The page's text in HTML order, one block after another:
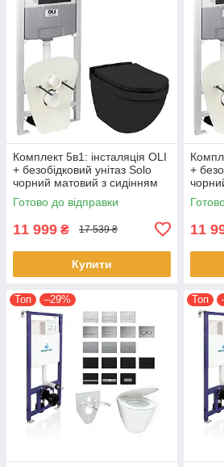
Комплект 5в1: інсталяція OLI
+ безобідковий унітаз Solo
чорний матовий з сидінням
Soft-Close + клавіша чорна
матова
Готово до відправки
11 999 ₴ 17 539 ₴
Купити
+
Soft-
матова
11
Топ –29% Топ